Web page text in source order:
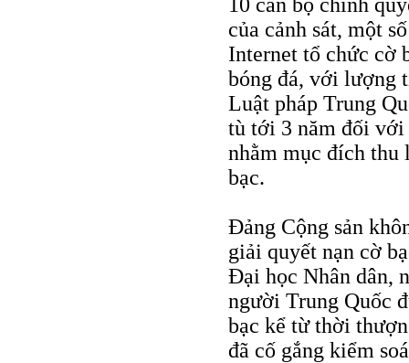
của cảnh sát, một
Internet tổ chức cờ
bóng đá, với lượng
Luật pháp Trung
tù tới 3 năm đối với
nhằm mục đích thu
bạc.
Đảng Cộng sản
giải quyết nạn cờ
Đại học Nhân dân,
người Trung Quốc
bạc kể từ thời
đã cố gắng kiểm